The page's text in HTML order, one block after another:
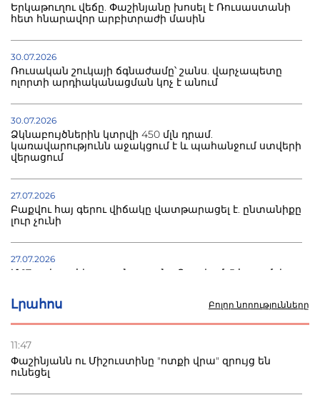
Լրահոս Բոլոր նորությունները
11:47
Փաշինյանն ու Միշուստինը "ոտքի վրա" զրույց են
ունեցել
Երկաթուղու վեճը. Փաշինյանը խոսել է Ռուսաստանի
հետ հնարավոր արբիտրաժի մասին
30.07.2026
Ռուսական շուկայի ճգնաժամը՝ շանս. վարչապետը
ոլորտի արդիականացման կոչ է անում
30.07.2026
Ձկնաբույծներին կտրվի 450 մլն դրամ.
կառավարությունն աջակցում է և պահանջում ստվերի
վերացում
27.07.2026
Բաքվու հայ գերու վիճակը վատթարացել է. ընտանիքը
լուր չունի
27.07.2026
Մ-17 աշխարհի առաջնությունը Բաքվում. 5 հայ ըմբիշ
22.07.2026
տուժածներ կան